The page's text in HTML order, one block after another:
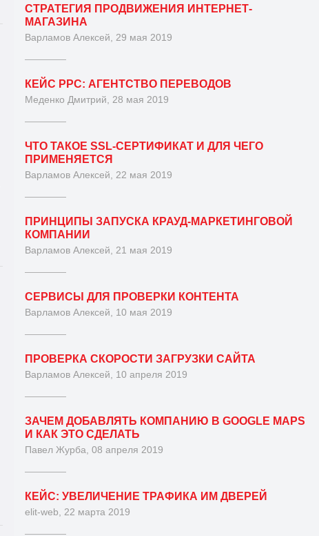
СТРАТЕГИЯ ПРОДВИЖЕНИЯ ИНТЕРНЕТ-
МАГАЗИНА
Варламов Алексей, 29 мая 2019
КЕЙС PPC: АГЕНТСТВО ПЕРЕВОДОВ
Меденко Дмитрий, 28 мая 2019
ЧТО ТАКОЕ SSL-СЕРТИФИКАТ И ДЛЯ ЧЕГО
ПРИМЕНЯЕТСЯ
Варламов Алексей, 22 мая 2019
ПРИНЦИПЫ ЗАПУСКА КРАУД-МАРКЕТИНГОВОЙ
КОМПАНИИ
Варламов Алексей, 21 мая 2019
СЕРВИСЫ ДЛЯ ПРОВЕРКИ КОНТЕНТА
Варламов Алексей, 10 мая 2019
ПРОВЕРКА СКОРОСТИ ЗАГРУЗКИ САЙТА
Варламов Алексей, 10 апреля 2019
ЗАЧЕМ ДОБАВЛЯТЬ КОМПАНИЮ В GOOGLE MAPS
И КАК ЭТО СДЕЛАТЬ
Павел Журба, 08 апреля 2019
КЕЙС: УВЕЛИЧЕНИЕ ТРАФИКА ИМ ДВЕРЕЙ
elit-web, 22 марта 2019